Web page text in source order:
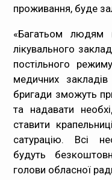
проживання, буде
«Багатьом людям
лікувального
постільного
медичних
бригади зможуть
та надавати
ставити
сатурацію. Всі
будуть
голови обласної